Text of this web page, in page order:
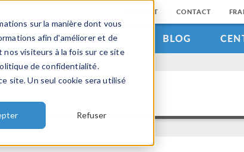
sur la manière dont vous
afin d'améliorer et de
visiteurs à la fois sur ce site
de confidentialité.
site. Un seul cookie sera utilisé
Refuser
SUPPORT CONTACT
EVENEMENTS BLOG